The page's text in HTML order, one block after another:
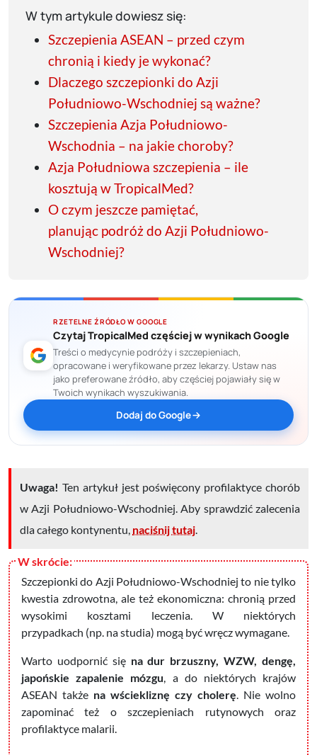
W tym artykule dowiesz się:
Szczepienia ASEAN – przed czym
chronią i kiedy je wykonać?
Dlaczego szczepionki do Azji
Południowo-Wschodniej są ważne?
Szczepienia Azja Południowo-
Wschodnia – na jakie choroby?
Azja Południowa szczepienia – ile
kosztują w TropicalMed?
O czym jeszcze pamiętać,
planując podróż do Azji Południowo-
Wschodniej?
RZETELNE ŹRÓDŁO W GOOGLE
Czytaj TropicalMed częściej w wynikach Google
Treści o medycynie podróży i szczepieniach,
opracowane i weryfikowane przez lekarzy. Ustaw nas
jako preferowane źródło, aby częściej pojawiały się w
Twoich wynikach wyszukiwania.
Dodaj do Google
Uwaga! Ten artykuł jest poświęcony profilaktyce chorób
w Azji Południowo-Wschodniej. Aby sprawdzić zalecenia
dla całego kontynentu, naciśnij tutaj.
Szczepionki do Azji Południowo-Wschodniej to nie tylko
kwestia zdrowotna, ale też ekonomiczna: chronią przed
wysokimi kosztami leczenia. W niektórych
przypadkach (np. na studia) mogą być wręcz wymagane.
Warto uodpornić się na dur brzuszny, WZW, dengę,
japońskie zapalenie mózgu, a do niektórych krajów
ASEAN także na wściekliznę czy cholerę. Nie wolno
zapominać też o szczepieniach rutynowych oraz
profilaktyce malarii.